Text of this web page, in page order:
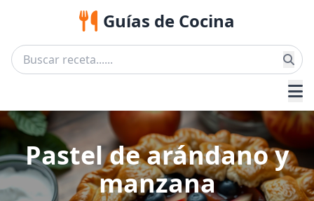
Guías de Cocina
Pastel de arándano y
manzana